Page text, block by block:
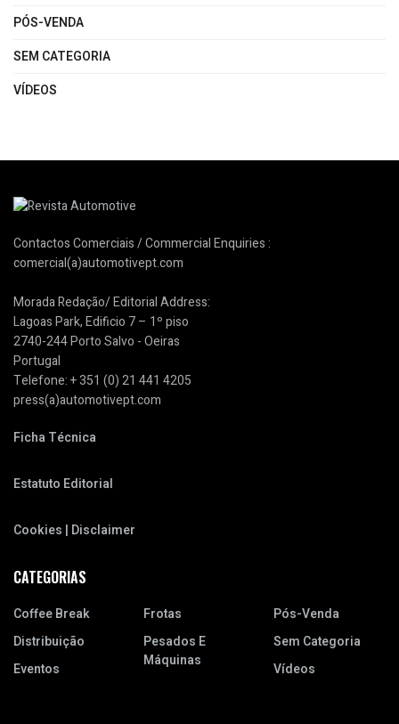
PÓS-VENDA
SEM CATEGORIA
VÍDEOS
Contactos Comerciais / Commercial Enquiries :
comercial(a)automotivept.com
Morada Redação/ Editorial Address:
Lagoas Park, Edificio 7 – 1º piso
2740-244 Porto Salvo - Oeiras
Portugal
Telefone: + 351 (0) 21 441 4205
press(a)automotivept.com
Ficha Técnica
Estatuto Editorial
Cookies | Disclaimer
CATEGORIAS
Coffee Break
Distribuição
Eventos
Frotas
Pesados E
Máquinas
Pós-Venda
Sem Categoria
Vídeos